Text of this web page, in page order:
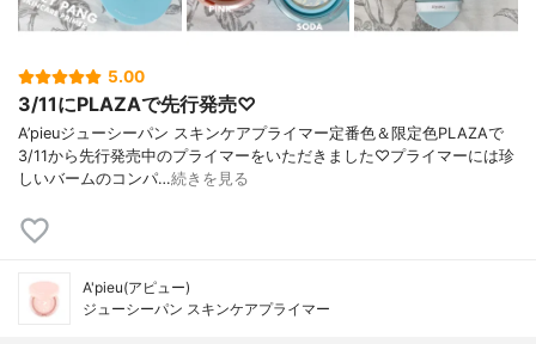
5.00
3/11にPLAZAで先行発売♡
A’pieuジューシーパン スキンケアプライマー定番色＆限定色PLAZAで
3/11から先行発売中のプライマーをいただきました♡プライマーには珍
しいバームのコンパ…続きを見る
A'pieu(アピュー)
ジューシーパン スキンケアプライマー